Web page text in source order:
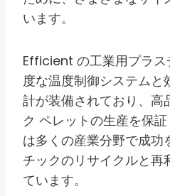
います。
Efficient の工業用プラ
度な温度制御システムと
計が装備されており、高
ク ペレットの生産を保
は多くの産業分野で成功
チックのリサイクルと再
ています。